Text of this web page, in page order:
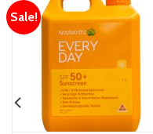
Sale!